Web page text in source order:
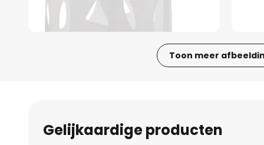
Toon meer
vanGelijkaardige producten